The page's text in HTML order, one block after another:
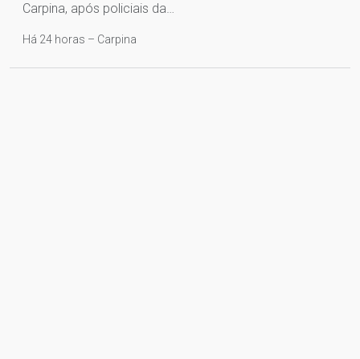
Carpina, após policiais da…
Há 24 horas – Carpina